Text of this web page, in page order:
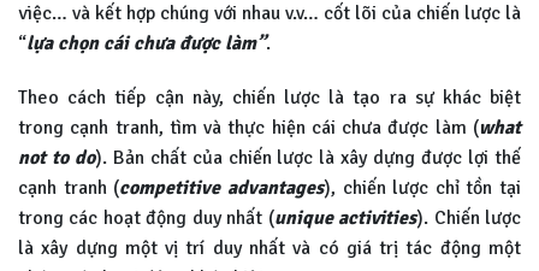
việc… và kết hợp chúng với nhau v.v… cốt lõi của chiến lược là
“lựa chọn cái chưa được làm”.
Theo cách tiếp cận này, chiến lược là tạo ra sự khác biệt
trong cạnh tranh, tìm và thực hiện cái chưa được làm (what
not to do). Bản chất của chiến lược là xây dựng được lợi thế
cạnh tranh (competitive advantages), chiến lược chỉ tồn tại
trong các hoạt động duy nhất (unique activities). Chiến lược
là xây dựng một vị trí duy nhất và có giá trị tác động một